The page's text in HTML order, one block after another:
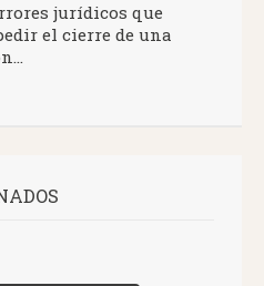
jurídicos que
el cierre de una